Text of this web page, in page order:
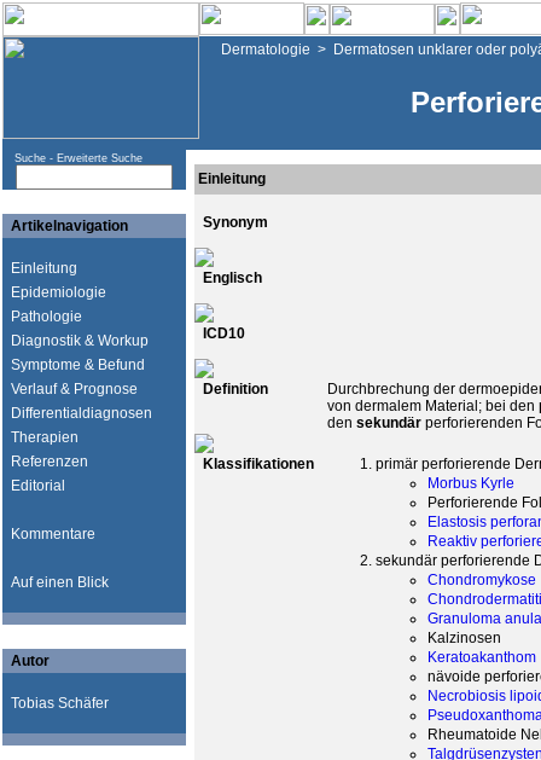
Dermatologie > Dermatosen unklarer oder
Suche - Erweiterte Suche
Artikelnavigation
Einleitung
Epidemiologie
Pathologie
Diagnostik & Workup
Symptome & Befund
Verlauf & Prognose
Differentialdiagnosen
Therapien
Referenzen
Editorial
Kommentare
Auf einen Blick
Autor
Tobias Schäfer
Einleitung
Synonym
Englisch
ICD10
Definition
Durchbrechung der
von dermalem Material; bei den
den sekundär perforierenden
Klassifikationen
primär perforierende
Morbus Kyrle
Perforierende
Elastosis
Reaktiv
sekundär perforierende
Chondromykose
Granuloma
Kalzinosen
Keratoakanthom
nävoide
Necrobiosis
Rheumatoide